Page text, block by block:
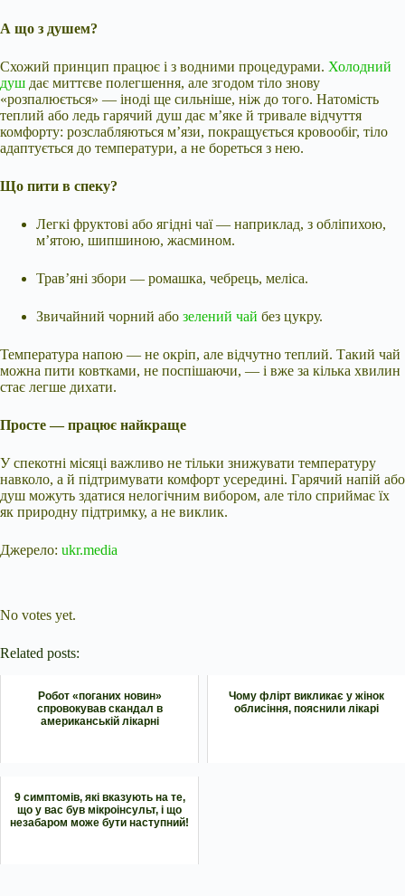
А що з душем?
Схожий принцип працює і з водними процедурами. Холодний
душ дає миттєве полегшення, але згодом тіло знову
«розпалюється» — іноді ще сильніше, ніж до того. Натомість
теплий або ледь гарячий душ дає м’яке й тривале відчуття
комфорту: розслабляються м’язи, покращується кровообіг, тіло
адаптується до температури, а не бореться з нею.
Що пити в спеку?
Легкі фруктові або ягідні чаї — наприклад, з обліпихою,
м’ятою, шипшиною, жасмином.
Трав’яні збори — ромашка, чебрець, меліса.
Звичайний чорний або зелений чай без цукру.
Температура напою — не окріп, але відчутно теплий. Такий чай
можна пити ковтками, не поспішаючи, — і вже за кілька хвилин
стає легше дихати.
Просте — працює найкраще
У спекотні місяці важливо не тільки знижувати температуру
навколо, а й підтримувати комфорт усередині. Гарячий напій або
душ можуть здатися нелогічним вибором, але тіло сприймає їх
як природну підтримку, а не виклик.
Джерело: ukr.media
No votes yet.
Related posts:
Робот «поганих новин»
спровокував скандал в
американській лікарні
Чому флірт викликає у жінок
облисіння, пояснили лікарі
9 симптомів, які вказують на те,
що у вас був мікроінсульт, і що
незабаром може бути наступний!